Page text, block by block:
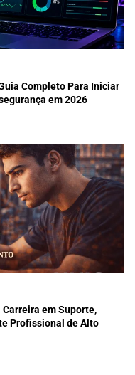
Completo Para Iniciar
em 2026
em Suporte,
Profissional de Alto